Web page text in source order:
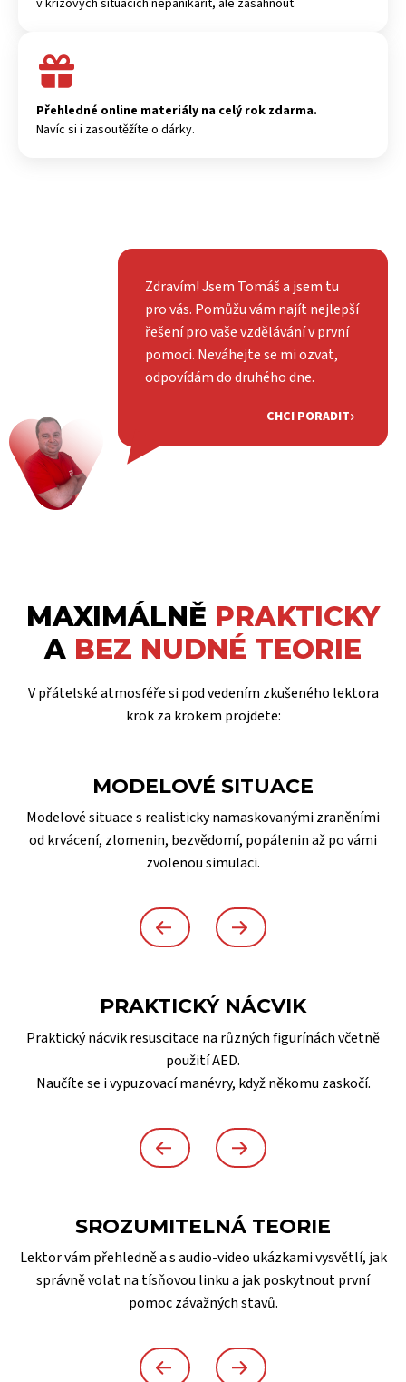
v krizových situacích nepanikařit, ale zasáhnout.
Přehledné online materiály na celý rok zdarma.
Navíc si i zasoutěžíte o dárky.
Zdravím! Jsem Tomáš a jsem tu
pro vás. Pomůžu vám najít nejlepší
řešení pro vaše vzdělávání v první
pomoci. Neváhejte se mi ozvat,
odpovídám do druhého dne.
CHCI PORADIT
MAXIMÁLNĚ PRAKTICKY
A BEZ NUDNÉ TEORIE
V přátelské atmosféře si pod vedením zkušeného lektora
krok za krokem projdete:
MODELOVÉ SITUACE
Modelové situace s realisticky namaskovanými zraněními
od krvácení, zlomenin, bezvědomí, popálenin až po vámi
zvolenou simulaci.
PRAKTICKÝ NÁCVIK
Praktický nácvik resuscitace na různých figurínách včetně
použití AED.
Naučíte se i vypuzovací manévry, když někomu zaskočí.
SROZUMITELNÁ TEORIE
Lektor vám přehledně a s audio-video ukázkami vysvětlí, jak
správně volat na tísňovou linku a jak poskytnout první
pomoc závažných stavů.